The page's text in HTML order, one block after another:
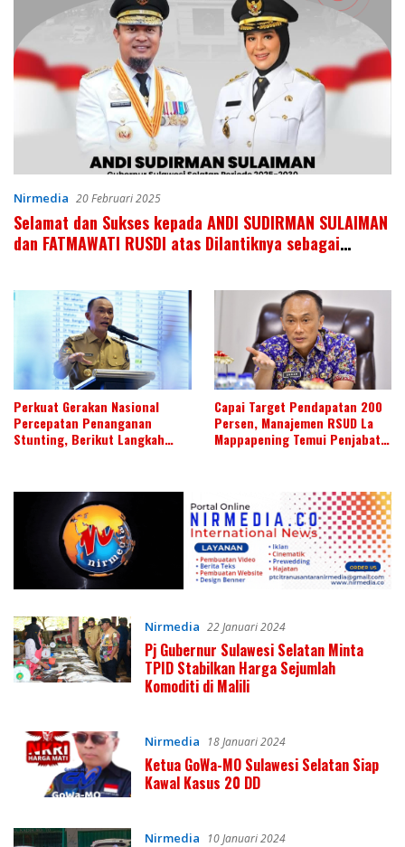
Nirmedia 20 Februari 2025
Selamat dan Sukses kepada ANDI SUDIRMAN SULAIMAN
dan FATMAWATI RUSDI atas Dilantiknya sebagai
Perkuat Gerakan Nasional
Percepatan Penanganan
Stunting, Berikut Langkah
Capai Target Pendapatan 200
Persen, Manajemen RSUD La
Mappapening Temui Penjabat
Nirmedia 22 Januari 2024
Pj Gubernur Sulawesi Selatan Minta
TPID Stabilkan Harga Sejumlah
Komoditi di Malili
Nirmedia 18 Januari 2024
Ketua GoWa-MO Sulawesi Selatan Siap
Kawal Kasus 20 DD
Nirmedia 10 Januari 2024